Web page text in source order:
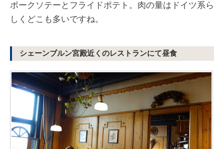
ポークソテーとフライドポテト。肉の量はドイツ系ら
しくどこも多いですね。
シェーンブルン宮殿近くのレストランにて昼食